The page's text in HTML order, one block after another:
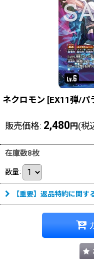
ネクロモン [EX11弾/パ
販売価格: 2,480 円 (税
在庫数8枚
数量:
【重要】返品特約に関す